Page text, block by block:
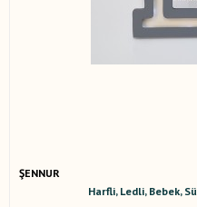
ŞENNUR
Harfli, Ledli, Bebek,